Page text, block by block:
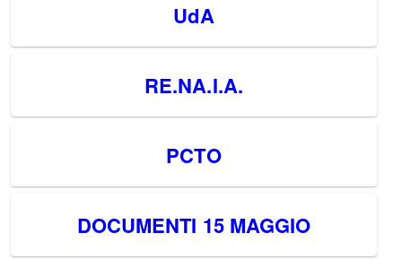
UdA
RE.NA.I.A.
PCTO
DOCUMENTI 15 MAGGIO